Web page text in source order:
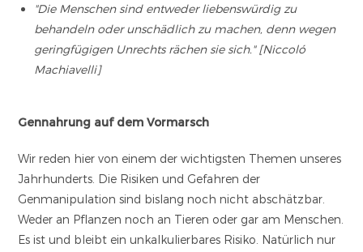
"Die Menschen sind entweder liebenswürdig zu
behandeln oder unschädlich zu machen, denn wegen
geringfügigen Unrechts rächen sie sich." [Niccoló
Machiavelli]
Gennahrung auf dem Vormarsch
Wir reden hier von einem der wichtigsten Themen unseres
Jahrhunderts. Die Risiken und Gefahren der
Genmanipulation sind bislang noch nicht abschätzbar.
Weder an Pflanzen noch an Tieren oder gar am Menschen.
Es ist und bleibt ein unkalkulierbares Risiko. Natürlich nur